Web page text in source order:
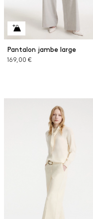
Pantalon jambe large
169,00 €